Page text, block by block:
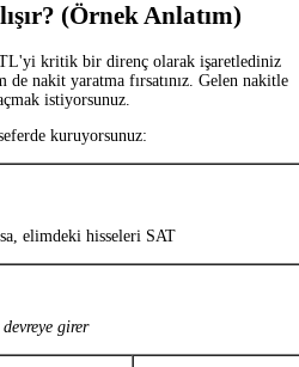
(Örnek Anlatım)
kritik bir direnç olarak işaretlediniz
nakit yaratma fırsatınız. Gelen nakitle
istiyorsunuz.
kuruyorsunuz:
elimdeki hisseleri SAT
girer